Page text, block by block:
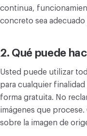
OTROS
Convertir JPG a
continua,
concreto sea adecuado
2. Qué puede
Usted puede utilizar
para cualquier
forma gratuita. No
imágenes que
sobre la imagen de